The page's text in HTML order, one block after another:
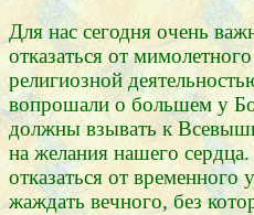
Для нас сегодня очень
отказаться от
религиозной
вопрошали о большем у
должны взывать к
на желания нашего
отказаться от
жаждать вечного, без